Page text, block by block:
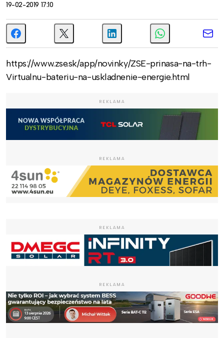
19-02-2019 17:10
https://www.zse.sk/app/novinky/ZSE-prinasa-na-trh-
Virtualnu-bateriu-na-uskladnenie-energie.html
REKLAMA
REKLAMA
REKLAMA
REKLAMA